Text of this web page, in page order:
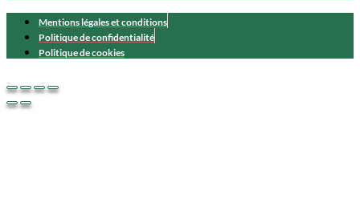
Mentions légales et conditions
Politique de confidentialité
Politique de cookies